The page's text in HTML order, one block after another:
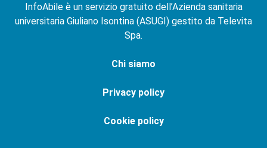
InfoAbile è un servizio gratuito dell’Azienda sanitaria
universitaria Giuliano Isontina (ASUGI) gestito da Televita
Spa.
Chi siamo
Privacy policy
Cookie policy